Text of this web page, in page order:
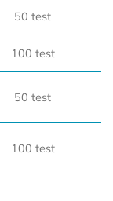
50 test
100 test
50 test
100 test